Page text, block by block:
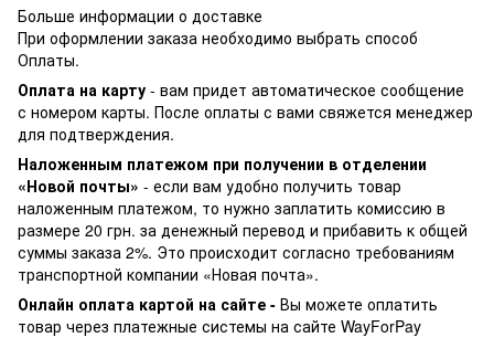
Больше информации о доставке
При оформлении заказа необходимо выбрать способ
Оплаты.
Оплата на карту - вам придет автоматическое сообщение
с номером карты. После оплаты с вами свяжется менеджер
для подтверждения.
Наложенным платежом при получении в отделении
«Новой почты» - если вам удобно получить товар
наложенным платежом, то нужно заплатить комиссию в
размере 20 грн. за денежный перевод и прибавить к общей
суммы заказа 2%. Это происходит согласно требованиям
транспортной компании «Новая почта».
Онлайн оплата картой на сайте - Вы можете оплатить
товар через платежные системы на сайте WayForPay